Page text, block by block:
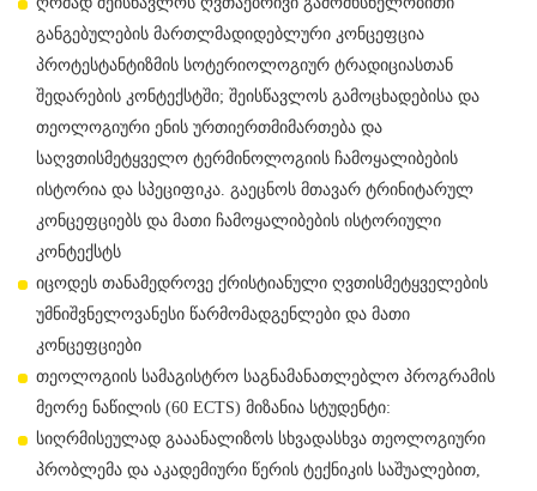
განგებულების მართლმადიდებლური კონცეფცია
პროტესტანტიზმის სოტერიოლოგიურ ტრადიციასთან
შედარების კონტექსტში; შეისწავლოს გამოცხადებისა და
თეოლოგიური ენის ურთიერთმიმართება და
საღვთისმეტყველო ტერმინოლოგიის ჩამოყალიბების
ისტორია და სპეციფიკა. გაეცნოს მთავარ ტრინიტარულ
კონცეფციებს და მათი ჩამოყალიბების ისტორიული
კონტექსტს
იცოდეს თანამედროვე ქრისტიანული ღვთისმეტყველების
უმნიშვნელოვანესი წარმომადგენლები და მათი
კონცეფციები
თეოლოგიის სამაგისტრო საგნამანათლებლო პროგრამის
მეორე ნაწილის (60 ECTS) მიზანია სტუდენტი:
სიღრმისეულად გააანალიზოს სხვადასხვა თეოლოგიური
პრობლემა და აკადემიური წერის ტექნიკის საშუალებით,